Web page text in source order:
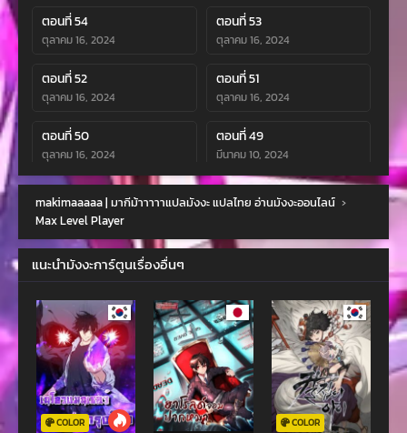
ตอนที่ 54
ตุลาคม 16, 2024
ตอนที่ 53
ตุลาคม 16, 2024
ตอนที่ 52
ตุลาคม 16, 2024
ตอนที่ 51
ตุลาคม 16, 2024
ตอนที่ 50
ตุลาคม 16, 2024
ตอนที่ 49
มีนาคม 10, 2024
ตอนที่ 48
มีนาคม 10, 2024
ตอนที่ 47
กุมภาพันธ์ 28, 2024
ตอนที่ 46
กุมภาพันธ์ 8, 2024
ตอนที่ 45
ตอนที่ 44
มกราคม 22, 2024
ตอนที่ 43
มกราคม 22, 2024
ตอนที่ 42
มกราคม 22, 2024
ตอนที่ 41
มกราคม 22, 2024
ตอนที่ 40 ตอนที่ 39
makimaaaaa | มากีม้าาาาาแปลมังงะ แปลไทย อ่านมังงะออนไลน์ ›
Max Level Player
แนะนำมังงะการ์ตูนเรื่องอื่นๆ
COLOR COLOR